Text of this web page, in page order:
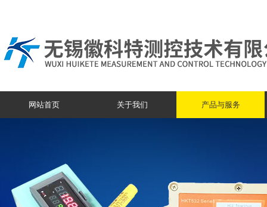
网站首页 关于我们 产品与服务